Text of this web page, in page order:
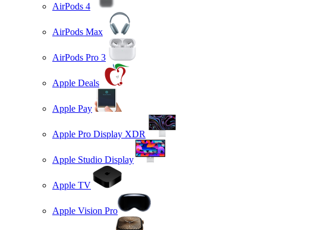
AirPods 4
AirPods Max
AirPods Pro 3
Apple Deals
Apple Pay
Apple Pro Display XDR
Apple Studio Display
Apple TV
Apple Vision Pro